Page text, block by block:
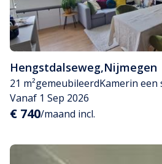
Hengstdalseweg,Nijmegen
21 m²gemeubileerdKamerin een
Vanaf 1 Sep 2026
€ 740/maand incl.